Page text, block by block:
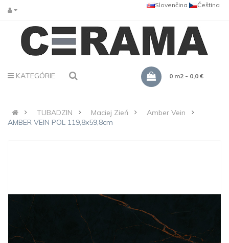
Čeština
Slovenčina
KATEGÓRIE 0 m2 - 0,0 €
TUBADZIN Maciej Zień
Amber Vein
AMBER VEIN POL 119,8x59,8cm